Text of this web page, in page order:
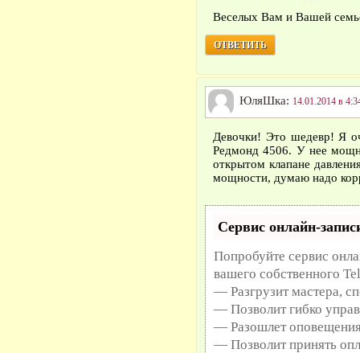
Веселых Вам и Вашей
ОТВЕТИТЬ
ЮляШка: 14.01.2014 в
Девочки! Это шедевр! Я
Редмонд 4506. У нее
открытом клапане
мощности, думаю надо
Сервис онлайн-
Попробуйте сервис
вашего собственного
— Разгрузит мастера,
— Позволит гибко
— Разошлет
— Позволит принять